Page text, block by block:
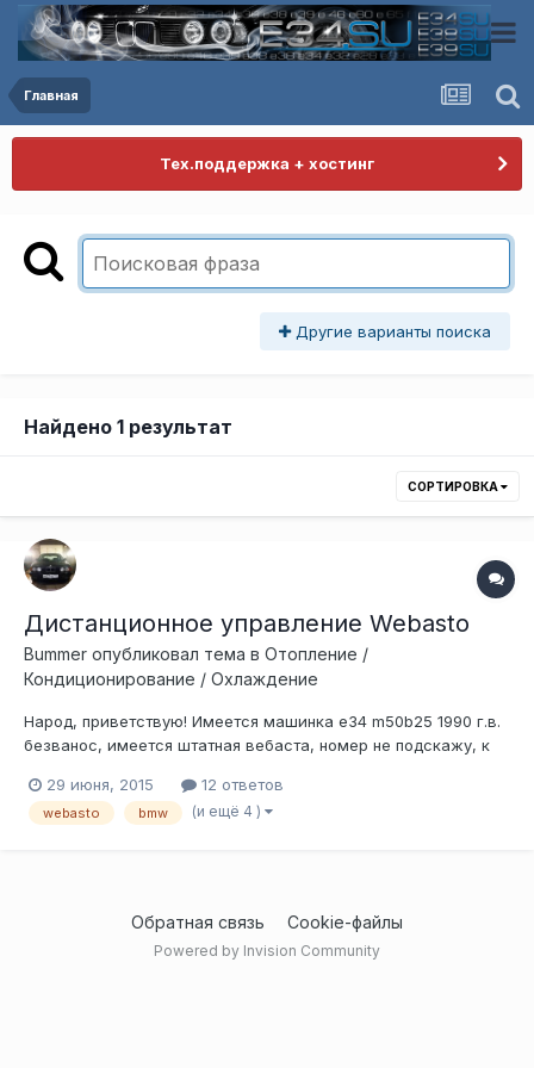
Главная
Тех.поддержка + хостинг
Другие варианты поиска
Найдено 1 результат
СОРТИРОВКА
Дистанционное управление Webasto
Bummer опубликовал тема в Отопление /
Кондиционирование / Охлаждение
Народ, приветствую! Имеется машинка e34 m50b25 1990 г.в.
безванос, имеется штатная вебаста, номер не подскажу, к
бортовой компьютер. Есть желание сделать дистанционное
управление. На сайте вебасто я нашел дооснащение пультом
29 июня, 2015 12 ответов
webasto bmw (и ещё 4 )
Обратная связь Cookie-файлы
Powered by Invision Community